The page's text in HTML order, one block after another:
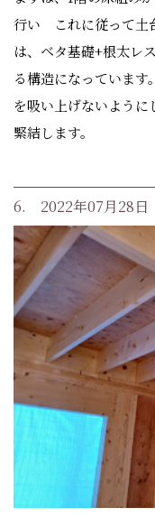
行い これに従って土
は、ベタ基礎+根太レ
る構造になっていま
を吸い上げないように
緊結します。
6. 2022年07月28日